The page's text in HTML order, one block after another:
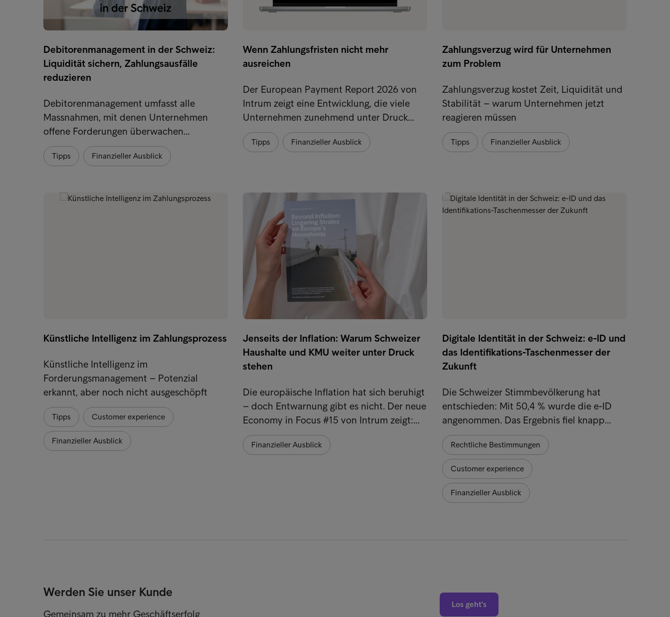
Debitorenmanagement in der Schweiz:
Liquidität sichern, Zahlungsausfälle
reduzieren
Debitorenmanagement umfasst alle
Massnahmen, mit denen Unternehmen
offene Forderungen überwachen…
Tipps Finanzieller Ausblick
Wenn Zahlungsfristen nicht mehr
ausreichen
Der European Payment Report 2026 von
Intrum zeigt eine Entwicklung, die viele
Unternehmen zunehmend unter Druck…
Tipps Finanzieller Ausblick
Zahlungsverzug wird für Unternehmen
zum Problem
Zahlungsverzug kostet Zeit, Liquidität und
Stabilität – warum Unternehmen jetzt
reagieren müssen
Tipps Finanzieller Ausblick
Künstliche Intelligenz im Zahlungsprozess
Künstliche Intelligenz im
Forderungsmanagement – Potenzial
erkannt, aber noch nicht ausgeschöpft
Tipps Customer experience
Finanzieller Ausblick
Jenseits der Inflation: Warum Schweizer
Haushalte und KMU weiter unter Druck
stehen
Die europäische Inflation hat sich beruhigt
– doch Entwarnung gibt es nicht. Der neue
Economy in Focus #15 von Intrum zeigt:…
Finanzieller Ausblick
Digitale Identität in der Schweiz: e-ID und
das Identifikations-Taschenmesser der
Zukunft
Die Schweizer Stimmbevölkerung hat
entschieden: Mit 50,4 % wurde die e-ID
angenommen. Das Ergebnis fiel knapp…
Rechtliche Bestimmungen
Customer experience
Finanzieller Ausblick
Werden Sie unser Kunde
Gemeinsam zu mehr Geschäftserfolg
Los geht's